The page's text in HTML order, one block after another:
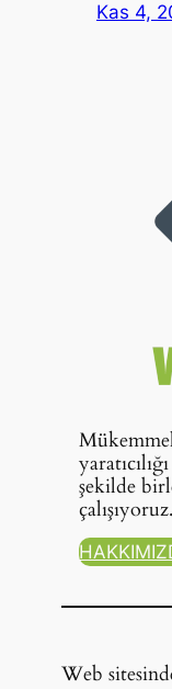
Kas 4,
şekilde
çalışıyoruz.
Web